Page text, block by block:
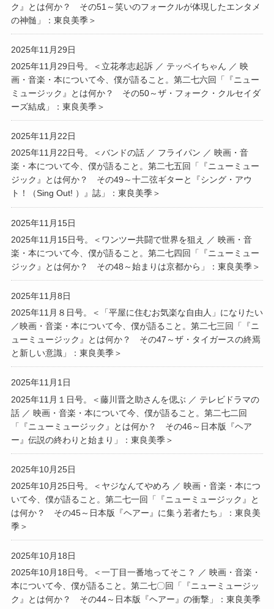
ク』とは何か？ その51～笑いのフォークルが体現したエンタメ
の神髄」：東良美季＞
2025年11月29日
2025年11月29日号。＜立花孝志起訴 ／ テッペイちゃん ／ 映
画・音楽・本について今、僕が語ること。第二七六回「『ニュー
ミュージック』とは何か？ その50～ザ・フォーク・クルセイダ
ーズ結成」：東良美季＞
2025年11月22日
2025年11月22日号。＜バンドの話 ／ フライパン ／ 映画・音
楽・本について今、僕が語ること。第二七五回「『ニューミュー
ジック』とは何か？ その49～十二弦ギターと『シング・アウ
ト！（Sing Out! ）』誌」：東良美季＞
2025年11月15日
2025年11月15日号。＜ワンツー共闘で世界を狙え ／ 映画・音
楽・本について今、僕が語ること。第二七四回「『ニューミュー
ジック』とは何か？ その48～始まりは京都から」：東良美季＞
2025年11月8日
2025年11月８日号。＜「平屋に住むお気楽な自由人」になりたい
／映画・音楽・本について今、僕が語ること。第二七三回「『ニ
ューミュージック』とは何か？ その47～ザ・タイガースの終焉
と新しい意識」：東良美季＞
2025年11月1日
2025年11月１日号。＜藤川晋之助さんを偲ぶ ／ テレビドラマの
話 ／ 映画・音楽・本について今、僕が語ること。第二七二回
「『ニューミュージック』とは何か？ その46～日本版『ヘア
ー』伝説の終わりと始まり」：東良美季＞
2025年10月25日
2025年10月25日号。＜ヤジなんてやめろ ／ 映画・音楽・本につ
いて今、僕が語ること。第二七一回「『ニューミュージック』と
は何か？ その45～日本版『ヘアー』に集う若者たち」：東良美
季＞
2025年10月18日
2025年10月18日号。＜一丁目一番地ってそこ？ ／ 映画・音楽・
本について今、僕が語ること。第二七〇回「『ニューミュージッ
ク』とは何か？ その44～日本版『ヘアー』の衝撃」：東良美季